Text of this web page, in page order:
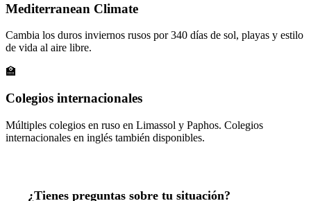
Mediterranean Climate
Cambia los duros inviernos rusos por 340 días de sol, playas y estilo
de vida al aire libre.
🏫
Colegios internacionales
Múltiples colegios en ruso en Limassol y Paphos. Colegios
internacionales en inglés también disponibles.
¿Tienes preguntas sobre tu situación?